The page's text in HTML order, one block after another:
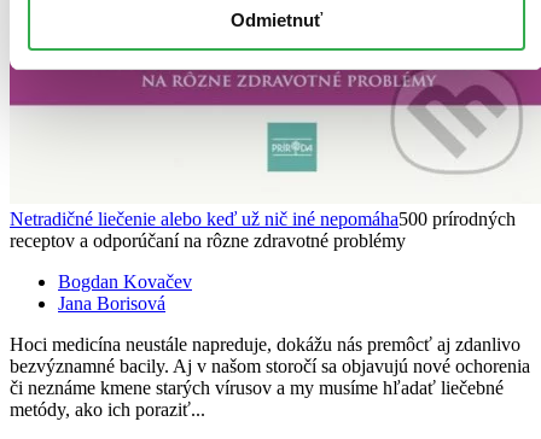
Odmietnuť
Netradičné liečenie alebo keď už nič iné nepomáha500 prírodných
receptov a odporúčaní na rôzne zdravotné problémy
Bogdan Kovačev
Jana Borisová
Hoci medicína neustále napreduje, dokážu nás premôcť aj zdanlivo
bezvýznamné bacily. Aj v našom storočí sa objavujú nové ochorenia
či neznáme kmene starých vírusov a my musíme hľadať liečebné
metódy, ako ich poraziť...